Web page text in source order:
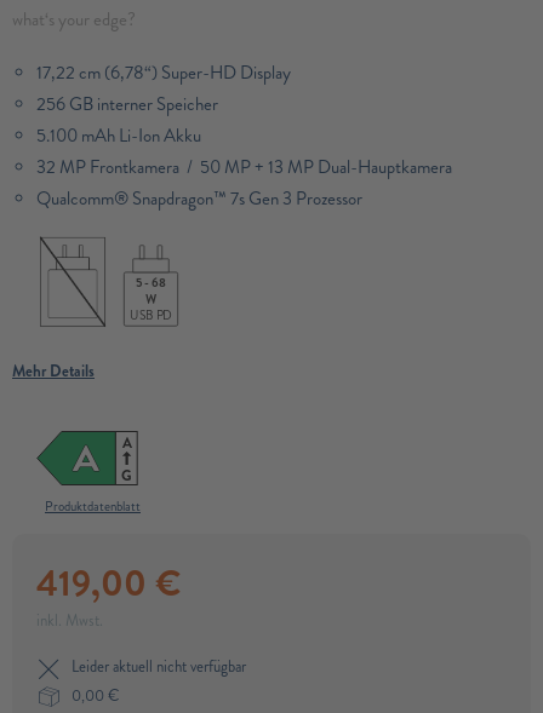
what‘s your edge?
17,22 cm (6,78“) Super-HD Display
256 GB interner Speicher
5.100 mAh Li-Ion Akku
32 MP Frontkamera / 50 MP + 13 MP Dual-Hauptkamera
Qualcomm® Snapdragon™ 7s Gen 3 Prozessor​
5 - 68
W
USB PD
Mehr Details
A
G
A
Produktdatenblatt
419,00 €
inkl. Mwst.
Leider aktuell nicht verfügbar
0,00 €